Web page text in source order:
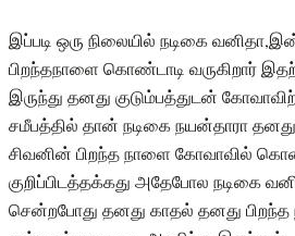
இப்படி ஒரு நிலையில் நடிகை
பிறந்தநாளை கொண்டாடி வருகிறார்
இருந்து தனது குடும்பத்துடன்
சமீபத்தில் தான் நடிகை நயன்தாரா
சிவனின் பிறந்த நாளை கோவாவில்
குறிப்பிடத்தக்கது அதேபோல நடிகை
சென்றபோது தனது காதல் தனது